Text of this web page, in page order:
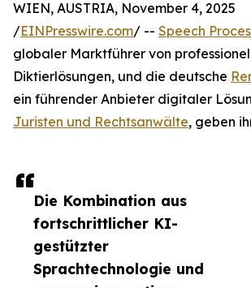
Die Kombination aus
fortschrittlicher KI-
gestützter
Sprachtechnologie und
WIEN, AUSTRIA, November 4, 2025
/EINPresswire.com/ -- Speech
globaler Marktführer von
Diktierlösungen, und die deutsche
ein führender Anbieter digitaler
Juristen und Rechtsanwälte, geben